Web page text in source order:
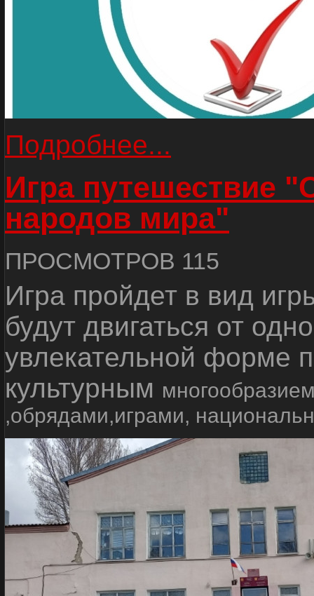
Подробнее...
Игра путешествие
народов мира"
ПРОСМОТРОВ 115
Игра пройдет в вид
будут двигаться от
увлекательной форме
культурным
,обрядами,играми,